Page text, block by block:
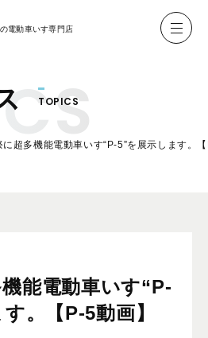
電動車いす専門店
ネル Hineru
ジ BRIDGE TR
要
TOPICS
に超多機能電動車いす“P-5”を展示します。
能電動車いす“P-
。【P-5動画】